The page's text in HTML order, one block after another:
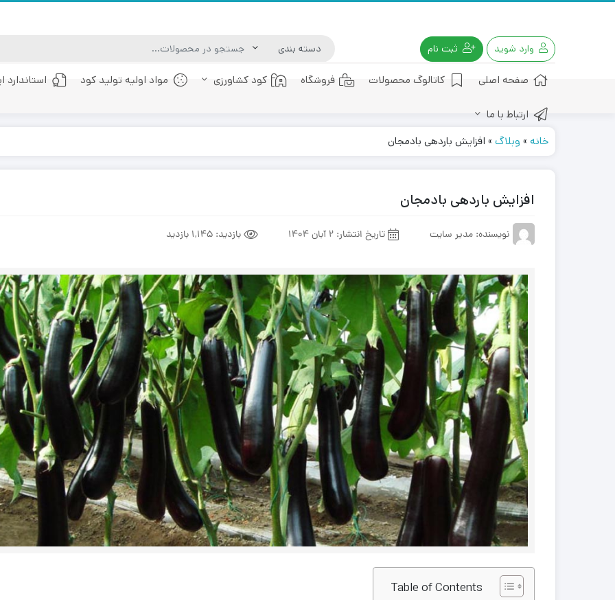
وارد شوید ثبت نام
صفحه اصلی کاتالوگ محصولات فروشگاه کود کشاورزی مواد اولیه تولید کود استاندارد
ارتباط با ما
خانه » وبلاگ » افزایش باردهی بادمجان
افزایش باردهی بادمجان
نویسنده: مدیر سایت تاریخ انتشار: 2 آبان 1404 بازدید: 1,145 بازدید
Table of Contents